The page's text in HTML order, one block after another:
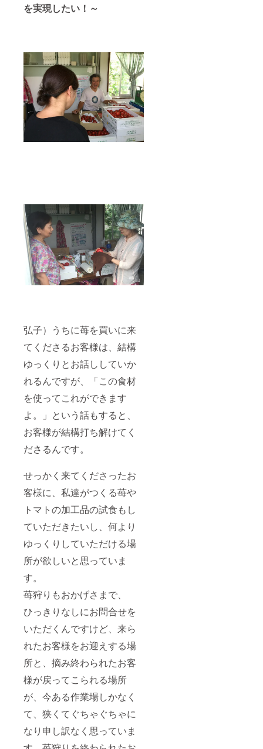
を実現したい！～
弘子）うちに苺を買いに来
てくださるお客様は、結構
ゆっくりとお話ししていか
れるんですが、「この食材
を使ってこれができます
よ。」という話もすると、
お客様が結構打ち解けてく
ださるんです。
せっかく来てくださったお
客様に、私達がつくる苺や
トマトの加工品の試食もし
ていただきたいし、何より
ゆっくりしていただける場
所が欲しいと思っていま
す。
苺狩りもおかげさまで、
ひっきりなしにお問合せを
いただくんですけど、来ら
れたお客様をお迎えする場
所と、摘み終わられたお客
様が戻ってこられる場所
が、今ある作業場しかなく
て、狭くてぐちゃぐちゃに
なり申し訳なく思っていま